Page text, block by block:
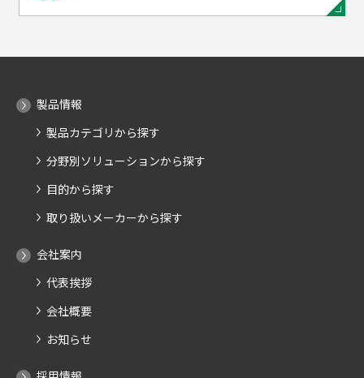
製品情報
製品カテゴリから探す
分野別ソリューションから探す
目的から探す
取り扱いメーカーから探す
会社案内
代表挨拶
会社概要
お知らせ